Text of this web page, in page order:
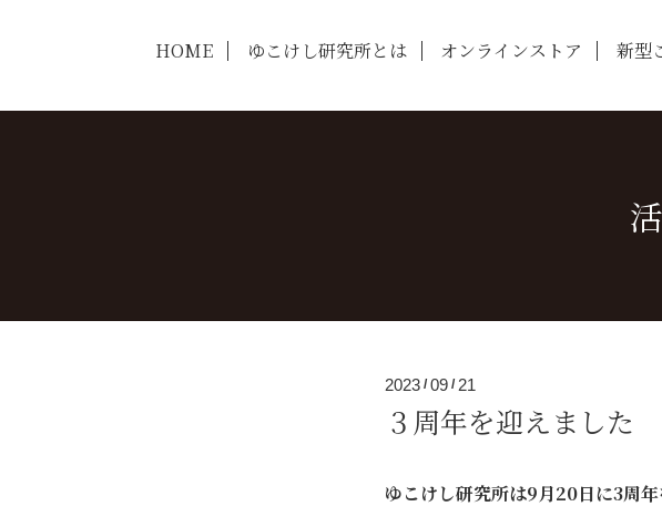
HOME ゆこけし研究所とは オンラインストア 新型
2023 /09 / 21
３周年を迎えました
ゆこけし研究所は9月20日に3周